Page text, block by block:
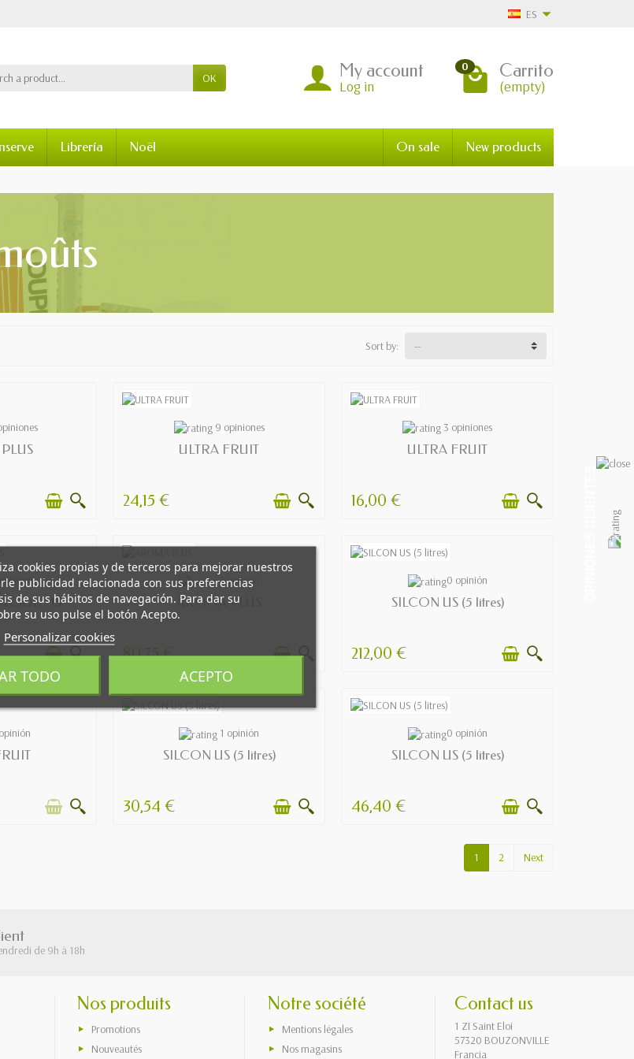
ES
OK My account
Log in
0 Carrito
(empty)
Librería Noël On sale New products
Sort by:
9 opiniones
ULTRA FRUIT
24,15 €
3 opiniones
ULTRA FRUIT
16,00 €
MS
AVAILABLE
1 opinión
AROMA PLUS
80,75 €
AVAILABLE
0 opinión
SILCON US (5 litres)
212,00 €
AVAILABLE1 opinión
SILCON US (5 litres)
30,54 €
AVAILABLE
0 opinión
SILCON US (5 litres)
46,40 €
1 2 Next
de 9h à 18h
Nos produits
Promotions
Nouveautés
Notre société
Mentions légales
Nos magasins
Contact us
1 ZI Saint Eloi
57320 BOUZONVILLE
Francia
cookies propias y de terceros para mejorar nuestros
publicidad relacionada con sus preferencias
de sus hábitos de navegación. Para dar su
su uso pulse el botón Acepto.
Personalizar cookies
TODO ACEPTO